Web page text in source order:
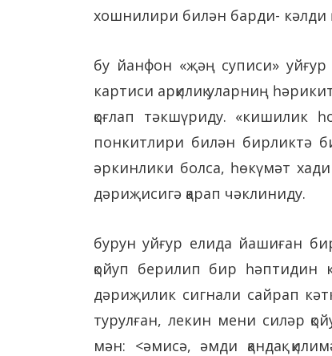
хошнилири билән барди- кәлди
бу йанфон «җәң суписи»
картиси арқилиқ уларниң
қоғлап тәкшүриду. «кишилик
понкитлири билән бирликтә
әркинлики болса, һөкүмәт
дәриҗисигә қарап чәклиниду.
бурун уйғур елида йашиған
қойуп берилип бир һәптидин
дәриҗилик сигнали сайрап
турулған, лекин мени силәр
мән: <әмисә, әмди қандақ